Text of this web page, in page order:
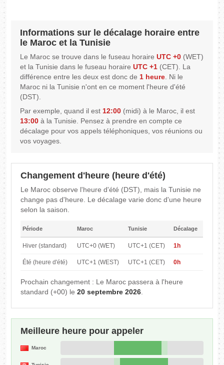
Informations sur le décalage horaire entre
le Maroc et la Tunisie
Le Maroc se trouve dans le fuseau horaireUTC +0 (WET)
et la Tunisie dans le fuseau horaireUTC +1 (CET). La
différence entre les deux est donc de1 heure. Ni le
Maroc ni la Tunisie n'ont en ce moment l'heure d'été
(DST).
Par exemple, quand il est12:00 (midi) à le Maroc, il est
13:00 à la Tunisie. Pensez à prendre en compte ce
décalage pour vos appels téléphoniques, vos réunions ou
vos voyages.
Changement d'heure (heure d'été)
Le Maroc observe l'heure d'été (DST), mais la Tunisie ne
change pas d'heure. Le décalage varie donc d'une heure
selon la saison.
Période Maroc Tunisie Décalage
Hiver (standard) UTC+0 (WET) UTC+1 (CET) 1h
Été (heure d'été) UTC+1 (WEST) UTC+1 (CET) 0h
Prochain changement : Le Maroc passera à l'heure
standard (+00) le20 septembre 2026.
Meilleure heure pour appeler
Maroc